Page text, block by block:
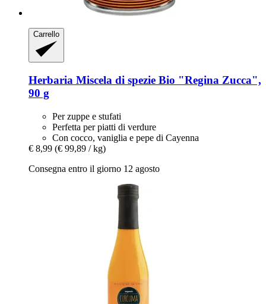
Carrello
Herbaria Miscela di spezie Bio "Regina Zucca",
90 g
Per zuppe e stufati
Perfetta per piatti di verdure
Con cocco, vaniglia e pepe di Cayenna
€ 8,99 (€ 99,89 / kg)
Consegna entro il giorno 12 agosto